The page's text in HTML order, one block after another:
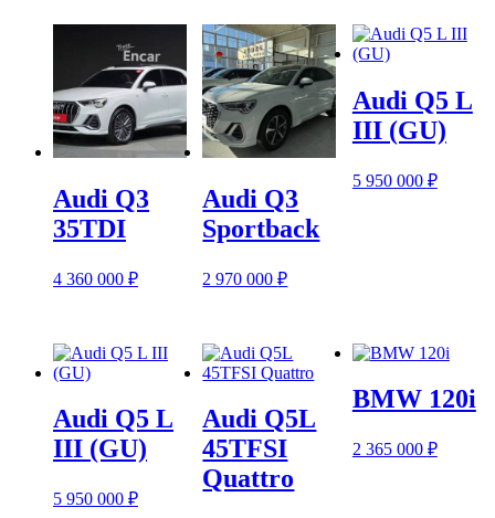
Audi Q3
35TDI
4 360 000 ₽
Audi Q3
Sportback
2 970 000₽
Audi Q5 L
III (GU)
5 950 000 ₽
Audi Q5 L
III (GU)
5 950 000 ₽
Audi Q5L
45TFSI
Quattro
BMW 120i
2 365 000 ₽